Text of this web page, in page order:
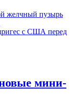
желчный пузырь
с США перед
мини-